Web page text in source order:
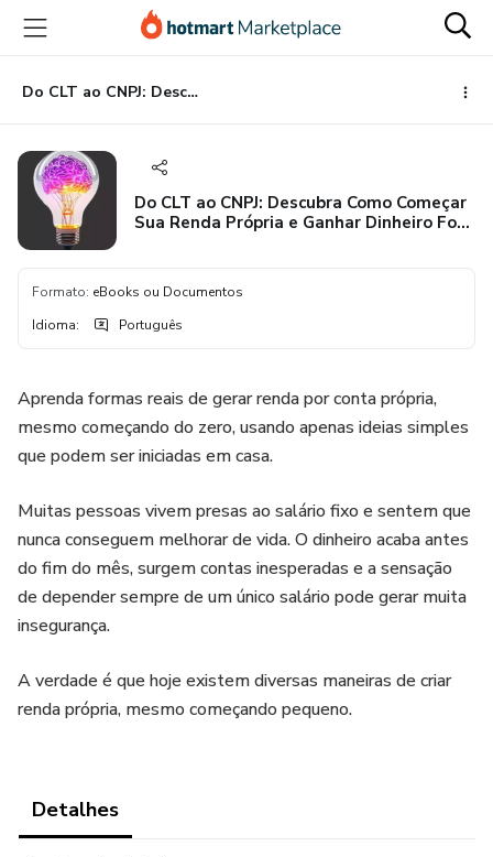
para
conteúdo
principal
para
pagamento
para
rodapé
Do CLT ao CNPJ: Descubra Como Começar Sua Renda Própria e Ganhar Dinheiro Fora do Emprego Tradicional
Do CLT ao CNPJ: Descubra Como Começar
Sua Renda Própria e Ganhar Dinheiro Fora
Formato: eBooks ou Documentos
Idioma: Português
Aprenda formas reais de gerar renda por conta própria,
mesmo começando do zero, usando apenas ideias simples
que podem ser iniciadas em casa.
Muitas pessoas vivem presas ao salário fixo e sentem que
nunca conseguem melhorar de vida. O dinheiro acaba antes
do fim do mês, surgem contas inesperadas e a sensação
de depender sempre de um único salário pode gerar muita
insegurança.
A verdade é que hoje existem diversas maneiras de criar
renda própria, mesmo começando pequeno.
Detalhes